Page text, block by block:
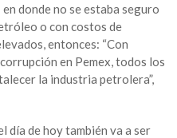
donde no se estaba seguro
o con costos de
entonces: “Con
en Pemex, todos los
la industria petrolera”,
día de hoy también va a ser